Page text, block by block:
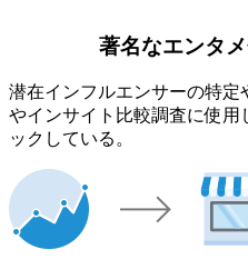
著名なエンタ
潜在インフルエンサーの特
やインサイト比較調査に使
ックしている。